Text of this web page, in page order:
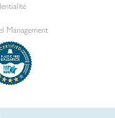
Management